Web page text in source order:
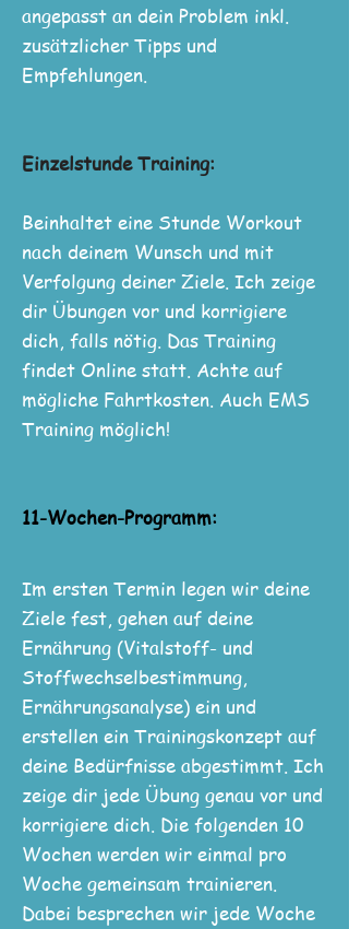
angepasst an dein Problem inkl.
zusätzlicher Tipps und
Empfehlungen.
Einzelstunde Training:
Beinhaltet eine Stunde Workout
nach deinem Wunsch und mit
Verfolgung deiner Ziele. Ich zeige
dir Übungen vor und korrigiere
dich, falls nötig. Das Training
findet Online statt. Achte auf
mögliche Fahrtkosten. Auch EMS
Training möglich!​
11-Wochen-Programm:
Im ersten Termin legen wir deine
Ziele fest, gehen auf deine
Ernährung (Vitalstoff- und
Stoffwechselbestimmung,
Ernährungsanalyse) ein und
erstellen ein Trainingskonzept auf
deine Bedürfnisse abgestimmt. Ich
zeige dir jede Übung genau vor und
korrigiere dich. Die folgenden 10
Wochen werden wir einmal pro
Woche gemeinsam trainieren.
Dabei besprechen wir jede Woche